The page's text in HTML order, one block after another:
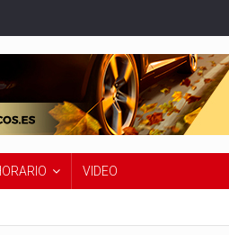
VIDEO